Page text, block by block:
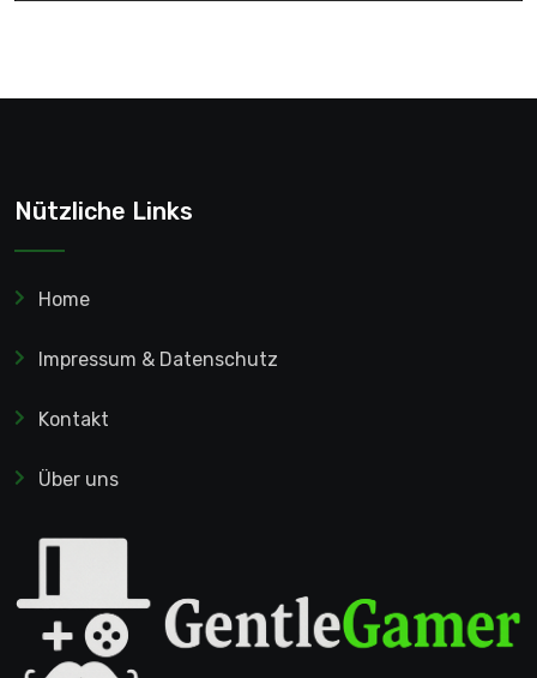
Nützliche Links
Home
Impressum & Datenschutz
Kontakt
Über uns